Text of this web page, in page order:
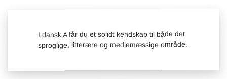
I dansk A får du et solidt kendskab til både det
sproglige, litterære og mediemæssige område.